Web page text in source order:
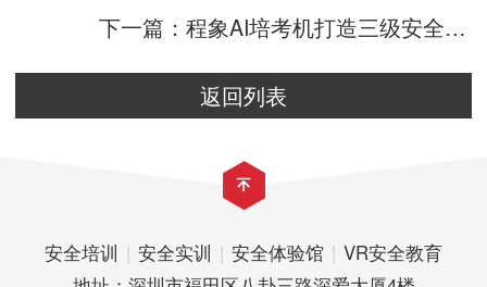
下一篇：程象AI培考机打造三级安全教育一对一智能新范式
返回列表
安全培训 | 安全实训 | 安全体验馆 | VR安全教育